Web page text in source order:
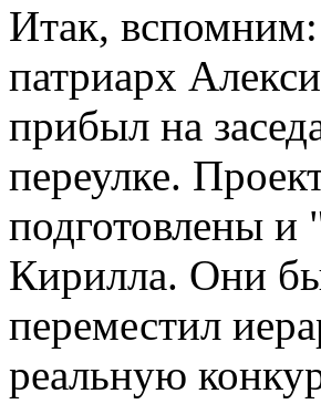
Итак,
патриарх
прибыл на
переулке.
подготовлены и
Кирилла. Они
переместил
реальную